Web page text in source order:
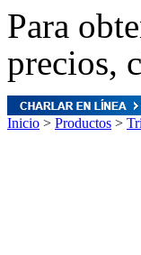
Para
precios,
Inicio > Productos >